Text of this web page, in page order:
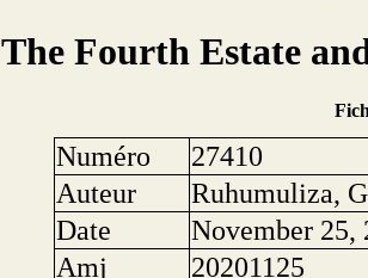
The Fourth Estate
Numéro
27410
Auteur
Ruhumuliza,
Date
November 25,
Amj
20201125